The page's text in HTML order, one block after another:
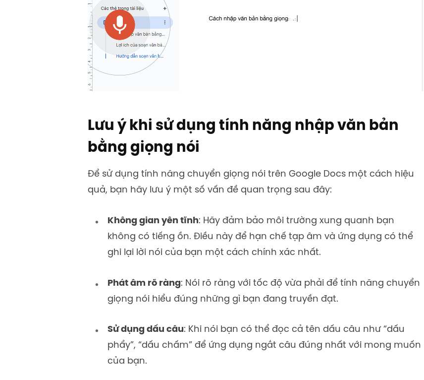
Lưu ý khi sử dụng tính năng nhập văn bản
bằng giọng nói
Để sử dụng tính năng chuyển giọng nói trên Google Docs một cách hiệu
quả, bạn hãy lưu ý một số vấn đề quan trọng sau đây:
Không gian yên tĩnh: Hãy đảm bảo môi trường xung quanh bạn
không có tiếng ồn. Điều này để hạn chế tạp âm và ứng dụng có thể
ghi lại lời nói của bạn một cách chính xác nhất.
Phát âm rõ ràng: Nói rõ ràng với tốc độ vừa phải để tính năng chuyển
giọng nói hiểu đúng những gì bạn đang truyền đạt.
Sử dụng dấu câu: Khi nói bạn có thể đọc cả tên dấu câu như “dấu
phẩy”, “dấu chấm” để ứng dụng ngắt câu đúng nhất với mong muốn
của bạn.